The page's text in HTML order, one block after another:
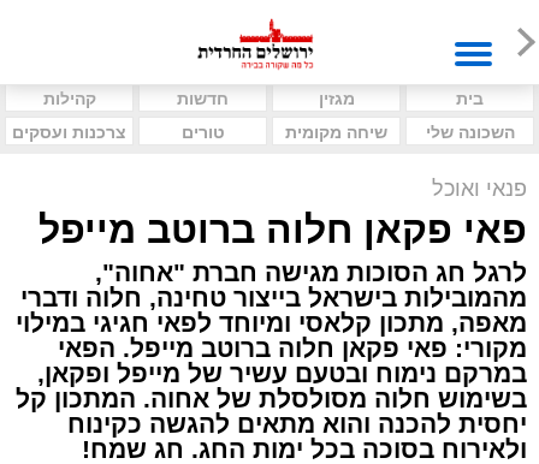
בית מגזין חדשות
קהילות
השכונה שלי
שיחה מקומית טורים צרכנות ועסקים
פנאי ואוכל
פאי פקאן חלוה ברוטב מייפל
לרגל חג הסוכות מגישה חברת "אחוה",
מהמובילות בישראל בייצור טחינה, חלוה ודברי
מאפה, מתכון קלאסי ומיוחד לפאי חגיגי במילוי
מקורי: פאי פקאן חלוה ברוטב מייפל. הפאי
במרקם נימוח ובטעם עשיר של מייפל ופקאן,
בשימוש חלוה מסולסלת של אחוה. המתכון קל
יחסית להכנה והוא מתאים להגשה כקינוח
ולאירוח בסוכה בכל ימות החג. חג שמח!